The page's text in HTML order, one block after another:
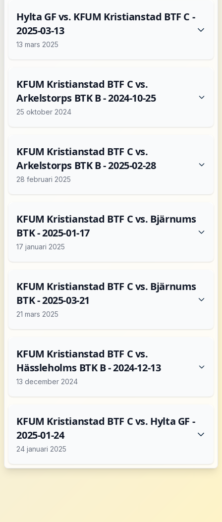
Hylta GF vs. KFUM Kristianstad BTF C -
2025-03-13
13 mars 2025
KFUM Kristianstad BTF C vs.
Arkelstorps BTK B - 2024-10-25
25 oktober 2024
KFUM Kristianstad BTF C vs.
Arkelstorps BTK B - 2025-02-28
28 februari 2025
KFUM Kristianstad BTF C vs. Bjärnums
BTK - 2025-01-17
17 januari 2025
KFUM Kristianstad BTF C vs. Bjärnums
BTK - 2025-03-21
21 mars 2025
KFUM Kristianstad BTF C vs.
Hässleholms BTK B - 2024-12-13
13 december 2024
KFUM Kristianstad BTF C vs. Hylta GF -
2025-01-24
24 januari 2025